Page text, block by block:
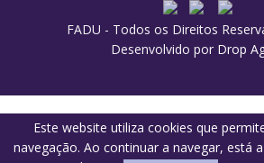
FADU - Todos os Direitos
Desenvolvido por Drop
Este website utiliza cookies que
navegação. Ao continuar a navegar, está